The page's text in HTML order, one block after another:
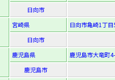
日向市
宮崎県
日向市亀崎1丁
日向市
鹿児島県
鹿児島市大竜町
鹿児島市